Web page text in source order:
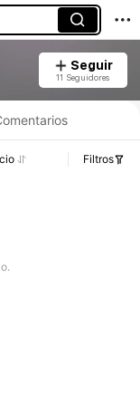
Seguir
11 Seguidores
Filtros